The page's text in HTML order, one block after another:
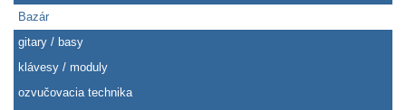
Bazár
gitary / basy
klávesy / moduly
ozvučovacia technika